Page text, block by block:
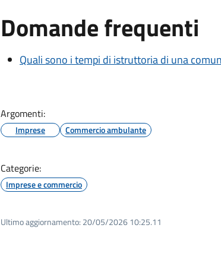
Domande frequenti
Quali sono i tempi di istruttoria di una
Argomenti:
Imprese Commercio ambulante
Categorie:
Imprese e commercio
Ultimo aggiornamento: 20/05/2026 10:25.11